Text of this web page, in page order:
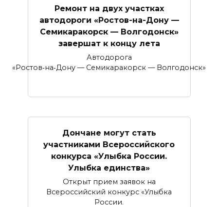
Ремонт на двух участках
автодороги «Ростов-на-Дону —
Семикаракорск — Волгодонск»
завершат к концу лета
Автодорога
«Ростов‑на‑Дону — Семикаракорск — Волгодонск»
Дончане могут стать
участниками Всероссийского
конкурса «Улыбка России.
Улыбка единства»
Открыт прием заявок на
Всероссийский конкурс «Улыбка
России.